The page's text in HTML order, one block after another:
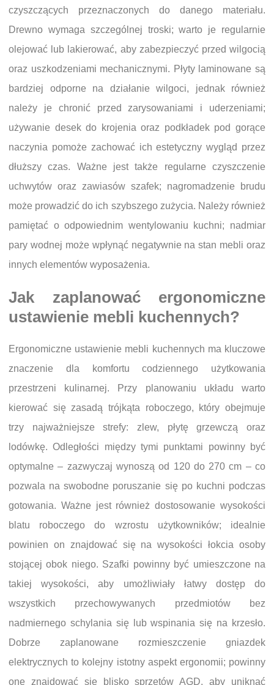
czyszczących przeznaczonych do danego materiału.
Drewno wymaga szczególnej troski; warto je regularnie
olejować lub lakierować, aby zabezpieczyć przed wilgocią
oraz uszkodzeniami mechanicznymi. Płyty laminowane są
bardziej odporne na działanie wilgoci, jednak również
należy je chronić przed zarysowaniami i uderzeniami;
używanie desek do krojenia oraz podkładek pod gorące
naczynia pomoże zachować ich estetyczny wygląd przez
dłuższy czas. Ważne jest także regularne czyszczenie
uchwytów oraz zawiasów szafek; nagromadzenie brudu
może prowadzić do ich szybszego zużycia. Należy również
pamiętać o odpowiednim wentylowaniu kuchni; nadmiar
pary wodnej może wpłynąć negatywnie na stan mebli oraz
innych elementów wyposażenia.
Jak zaplanować ergonomiczne
ustawienie mebli kuchennych?
Ergonomiczne ustawienie mebli kuchennych ma kluczowe
znaczenie dla komfortu codziennego użytkowania
przestrzeni kulinarnej. Przy planowaniu układu warto
kierować się zasadą trójkąta roboczego, który obejmuje
trzy najważniejsze strefy: zlew, płytę grzewczą oraz
lodówkę. Odległości między tymi punktami powinny być
optymalne – zazwyczaj wynoszą od 120 do 270 cm – co
pozwala na swobodne poruszanie się po kuchni podczas
gotowania. Ważne jest również dostosowanie wysokości
blatu roboczego do wzrostu użytkowników; idealnie
powinien on znajdować się na wysokości łokcia osoby
stojącej obok niego. Szafki powinny być umieszczone na
takiej wysokości, aby umożliwiały łatwy dostęp do
wszystkich przechowywanych przedmiotów bez
nadmiernego schylania się lub wspinania się na krzesło.
Dobrze zaplanowane rozmieszczenie gniazdek
elektrycznych to kolejny istotny aspekt ergonomii; powinny
one znajdować się blisko sprzętów AGD, aby uniknąć